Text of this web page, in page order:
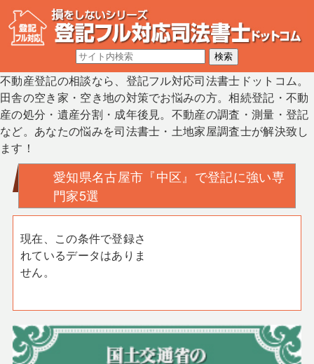
不動産登記の相談なら、登記フル対応司法書士ドットコム。
田舎の空き家・空き地の対策でお悩みの方。相続登記・不動
産の処分・遺産分割・成年後見。不動産の調査・測量・登記
など。あなたの悩みを司法書士・土地家屋調査士が解決致し
ます！
愛知県名古屋市『中区』で登記に強い専
門家5選
現在、この条件で登録さ
れているデータはありま
せん。